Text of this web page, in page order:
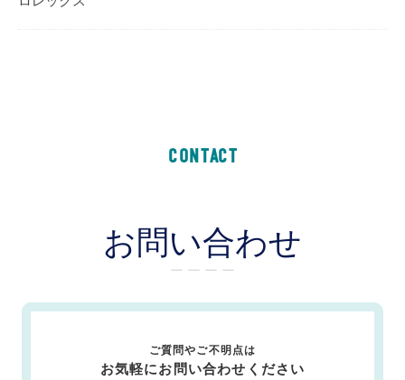
CONTACT
お問い合わせ
ー ー ー ー
ご質問やご不明点は
お気軽にお問い合わせください